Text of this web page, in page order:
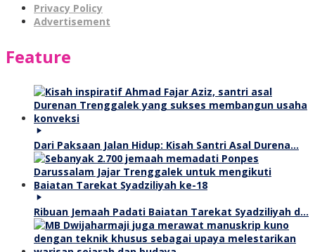
Privacy Policy
Advertisement
Feature
Dari Paksaan Jalan Hidup: Kisah Santri Asal Durena…
Ribuan Jemaah Padati Baiatan Tarekat Syadziliyah d…